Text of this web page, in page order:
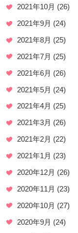
2021年10月 (26)
2021年9月 (24)
2021年8月 (25)
2021年7月 (25)
2021年6月 (26)
2021年5月 (24)
2021年4月 (25)
2021年3月 (26)
2021年2月 (22)
2021年1月 (23)
2020年12月 (26)
2020年11月 (23)
2020年10月 (27)
2020年9月 (24)